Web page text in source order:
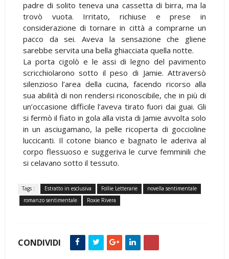
padre di solito teneva una cassetta di birra, ma la
trovò vuota. Irritato, richiuse e prese in
considerazione di tornare in città a comprarne un
pacco da sei. Aveva la sensazione che gliene
sarebbe servita una bella ghiacciata quella notte.
La porta cigolò e le assi di legno del pavimento
scricchiolarono sotto il peso di Jamie. Attraversò
silenzioso l’area della cucina, facendo ricorso alla
sua abilità di non rendersi riconoscibile, che in più di
un’occasione difficile l’aveva tirato fuori dai guai. Gli
si fermò il fiato in gola alla vista di Jamie avvolta solo
in un asciugamano, la pelle ricoperta di goccioline
luccicanti. Il cotone bianco e bagnato le aderiva al
corpo flessuoso e suggeriva le curve femminili che
si celavano sotto il tessuto.
Tags : Estratto in esclusiva Follie Letterarie
novella sentimentale
romanzo sentimentale
Roxie Rivera
CONDIVIDI